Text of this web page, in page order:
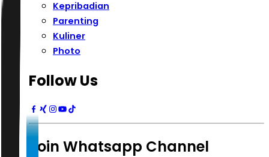
Kepribadian
Parenting
Kuliner
Photo
Follow Us
Join Whatsapp Channel